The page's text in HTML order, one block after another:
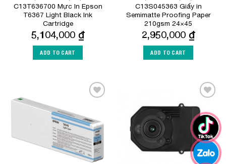
C13T636700 Mực In Epson
T6367 Light Black Ink
Cartridge
5,104,000 ₫
ADD TO CART
C13S045363 Giấy in
Semimatte Proofing Paper
210gsm 24×45
2,950,000 ₫
ADD TO CART
Add to
Wishlist